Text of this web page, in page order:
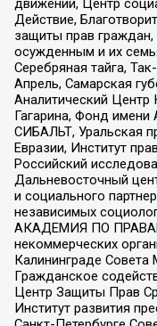
движений, Центр
Действие,
защиты прав
осужденным и их
Серебряная тайга,
Апрель, Самарская
Аналитический
Гагарина, Фонд
СИБАЛЬТ, Уральская
Евразии, Институт
Российский
Дальневосточный
и социального
независимых
АКАДЕМИЯ ПО
некоммерческих
Калининграде Совета
Гражданское
Центр Защиты Прав
Институт развития